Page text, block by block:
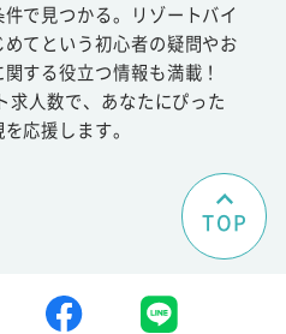
で見つかる。リゾートバイ
てという初心者の疑問やお
する役立つ情報も満載！
人数で、あなたにぴった
応援します。
TOP